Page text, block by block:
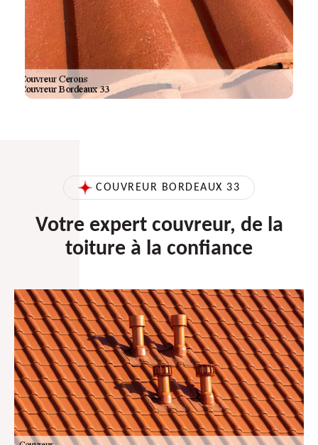
COUVREUR BORDEAUX 33
Votre expert couvreur, de la
toiture à la confiance